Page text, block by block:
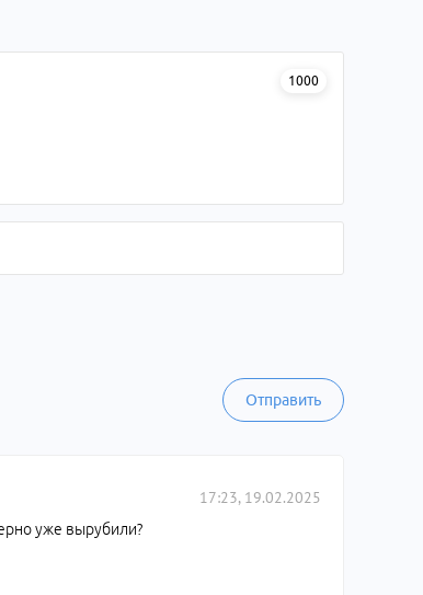
1000
Отправить
17:23, 19.02.2025
уже вырубили?